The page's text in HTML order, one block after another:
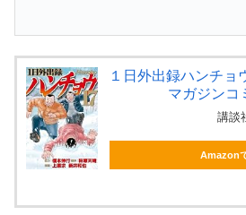
１日外出録ハンチョ
マガジンコ
講談
Amazon